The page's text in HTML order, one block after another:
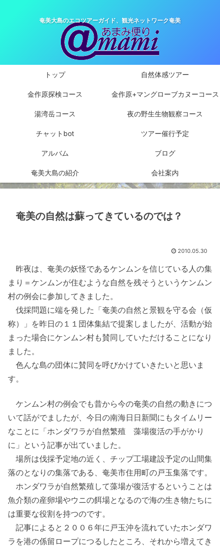
奄美大島のエコツアーガイド、観光ネットワーク奄美
トップ 自然体感ツアー
金作原探検コース 金作原+マングローブカヌーコース
湯湾岳コース 夜の野生生物観察コース
チャットbot ツアー催行予定
アルバム ブログ
奄美大島の紹介 会社案内
奄美の自然は蘇ってきているのでは？
2010.05.30
昨夜は、奄美の妖怪であるケンムンを信じている人の集
まり＝ケンムンが住むような自然を残そうというケンムン
村の例会に参加してきました。
伐採問題に端を発した「奄美の自然と景観を守る会（仮
称）」を昨日の１１団体集結で提案しましたが、活動が始
まった場合にケンムン村も賛同していただけることになり
ました。
色んな島の団体に賛同を呼びかけていきたいと思いま
す。
ケンムン村の例会でも昔から今の奄美の自然の動きにつ
いて話がでましたが、今日の南海日日新聞にもタイムリー
なことに「ホンダワラが自然繁殖 藻場復活の手がかり
に」という記事が出ていました。
場所は伐採予定地の近く、チップ工場建設予定の山間集
落のとなりの集落である、奄美市住用町の戸玉集落です。
ホンダワラが自然繁殖して藻場が復活するということは
魚介類の産卵場やウニの餌場となるので海の生き物たちに
は重要な役割を持つのです。
記事によると２００６年に戸玉沖を流れていたホンダワ
ラを港の係留ロープにつるしたところ、それから増えてき